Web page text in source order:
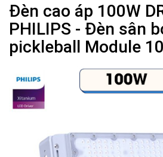
Đèn cao áp 100W
PHILIPS - Đèn sân
pickleball Module